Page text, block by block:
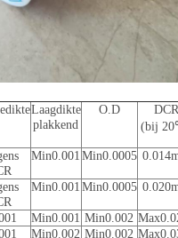
Laagdikte
plakkend
O.D
DCR
(bij
Min0.001 Min0.0005
Min0.001 Min0.0005
Min0.001 Min0.002
Min0.002 Min0.002